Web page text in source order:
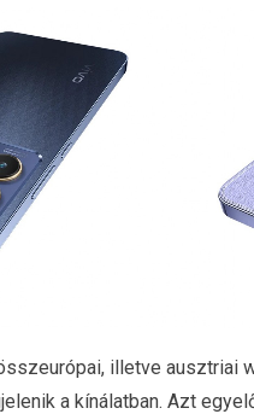
illetve ausztriai
a kínálatban. Azt